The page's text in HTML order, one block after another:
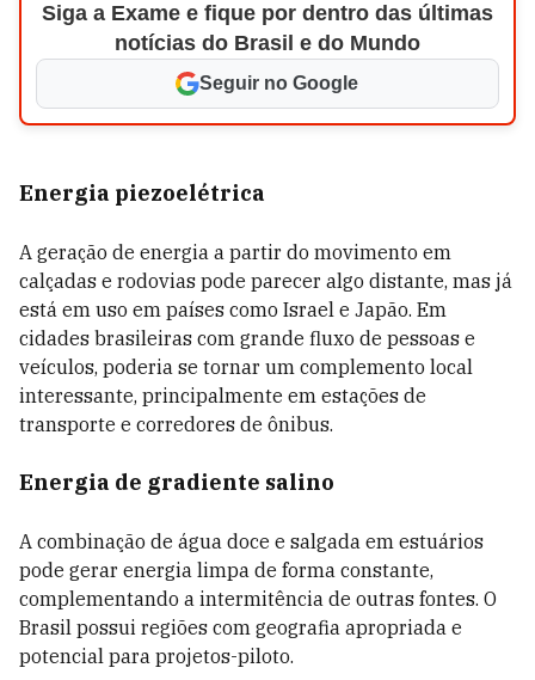
Siga a Exame e fique por dentro das últimas
notícias do Brasil e do Mundo
Seguir no Google
Energia piezoelétrica
A geração de energia a partir do movimento em
calçadas e rodovias pode parecer algo distante, mas já
está em uso em países como Israel e Japão. Em
cidades brasileiras com grande fluxo de pessoas e
veículos, poderia se tornar um complemento local
interessante, principalmente em estações de
transporte e corredores de ônibus.
Energia de gradiente salino
A combinação de água doce e salgada em estuários
pode gerar energia limpa de forma constante,
complementando a intermitência de outras fontes. O
Brasil possui regiões com geografia apropriada e
potencial para projetos-piloto.